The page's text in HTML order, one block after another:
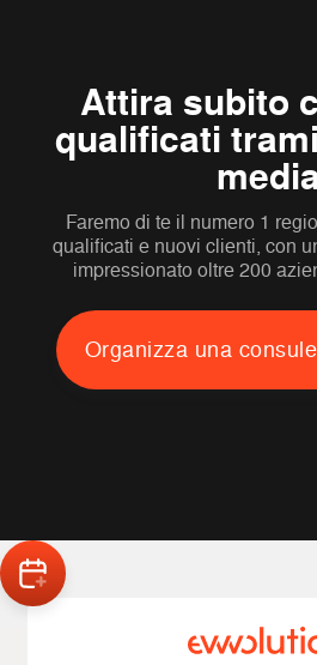
Attira subito
qualificati
Faremo di te il numero 1
qualificati e nuovi clienti, con
impressionato oltre 200
Organizza una